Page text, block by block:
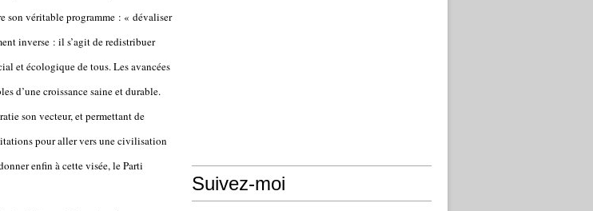
son véritable programme : « dévaliser
inverse : il s’agit de redistribuer
et écologique de tous. Les avancées
d’une croissance saine et durable.
son vecteur, et permettant de
pour aller vers une civilisation
enfin à cette visée, le Parti
Suivez-moi